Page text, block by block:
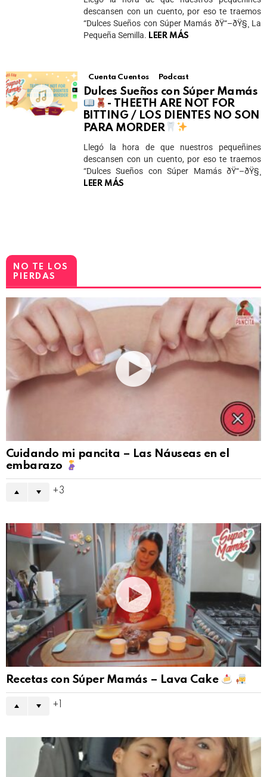
descansen con un cuento, por eso te traemos
“Dulces Sueños con Súper Mamás ðŸ“–ðŸ§¸ La
Pequeña Semilla. LEER MÁS
Cuenta Cuentos Podcast
Dulces Sueños con Súper Mamás
- THEETH ARE NOT FOR
BITTING / LOS DIENTES NO SON
PARA MORDER
Llegó la hora de que nuestros pequeñines
descansen con un cuento, por eso te traemos
“Dulces Sueños con Súper Mamás ðŸ“–ðŸ§¸
LEER MÁS
NO TE LOS
PIERDAS
Cuidando mi pancita – Las Náuseas en el
embarazo
3
Recetas con Súper Mamás – Lava Cake
1